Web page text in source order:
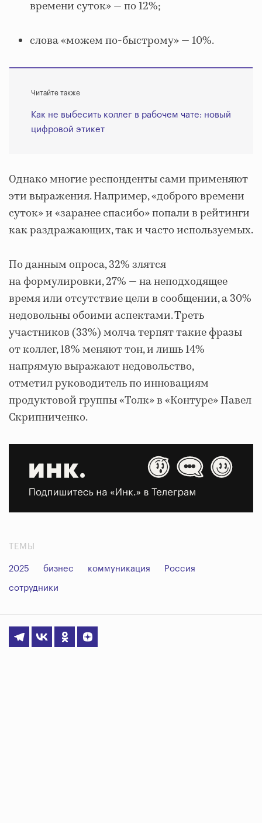
времени суток» — по 12%;
слова «можем по-быстрому» — 10%.
Читайте также
Как не выбесить коллег в рабочем чате: новый
цифровой этикет
Однако многие респонденты сами применяют
эти выражения. Например, «доброго времени
суток» и «заранее спасибо» попали в рейтинги
как раздражающих, так и часто используемых.
По данным опроса, 32% злятся
на формулировки, 27% — на неподходящее
время или отсутствие цели в сообщении, а 30%
недовольны обоими аспектами. Треть
участников (33%) молча терпят такие фразы
от коллег, 18% меняют тон, и лишь 14%
напрямую выражают недовольство,
отметил руководитель по инновациям
продуктовой группы «Толк» в «Контуре» Павел
Скрипниченко.
ТЕМЫ
2025 бизнес коммуникация Россия
сотрудники